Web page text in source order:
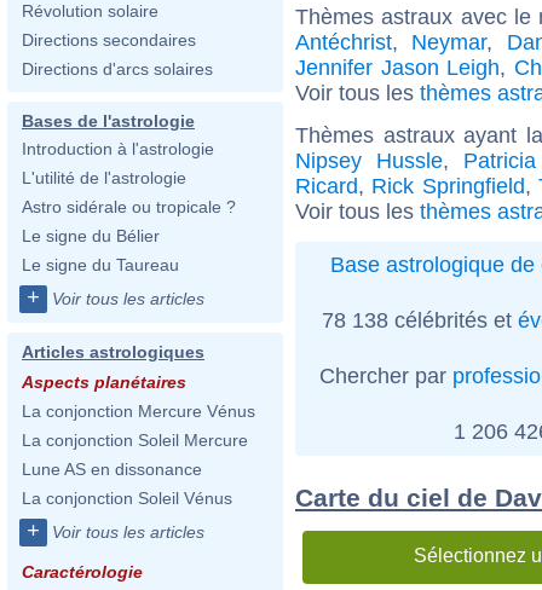
Révolution solaire
Directions secondaires
Directions d'arcs solaires
Bases de l'astrologie
Introduction à l'astrologie
L'utilité de l'astrologie
Astro sidérale ou tropicale ?
Le signe du Bélier
Le signe du Taureau
+ Voir tous les articles
Articles astrologiques
Aspects planétaires
La conjonction Mercure Vénus
La conjonction Soleil Mercure
Lune AS en dissonance
La conjonction Soleil Vénus
+ Voir tous les articles
Caractérologie
Thèmes astraux avec
Antéchrist, Neymar,
Jennifer Jason Leigh,
Voir tous les thèmes
Thèmes astraux ayant
Nipsey Hussle,
Ricard, Rick Springfield,
Voir tous les thèmes
Base astrologique de
78 138 célébrités et
Chercher par
1 206
Carte du ciel de
Sélectionnez